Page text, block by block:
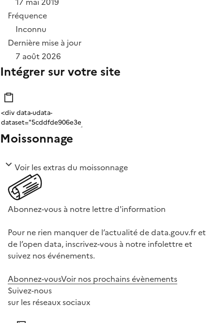
Fréquence
Inconnu
Dernière mise à jour
7 août 2026
Intégrer sur votre site
Moissonnage
Voir les extras du moissonnage
Abonnez-vous à notre lettre d'information
Pour ne rien manquer de l’actualité de data.gouv.fr et
de l’open data, inscrivez-vous à notre infolettre et
suivez nos événements.
Abonnez-vousVoir nos prochains évènements
Suivez-nous
sur les réseaux sociaux